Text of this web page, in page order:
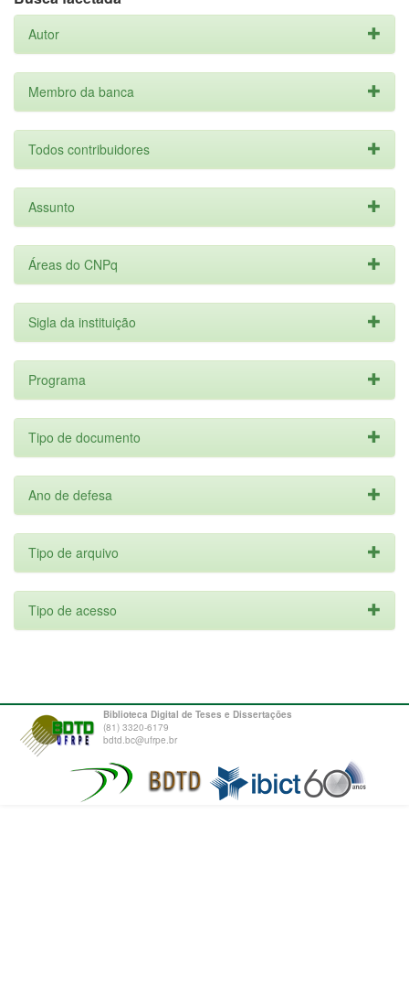
Autor
Membro da banca
Todos contribuidores
Assunto
Áreas do CNPq
Sigla da instituição
Programa
Tipo de documento
Ano de defesa
Tipo de arquivo
Tipo de acesso
Biblioteca Digital de Teses e Dissertações
(81) 3320-6179
bdtd.bc@ufrpe.br